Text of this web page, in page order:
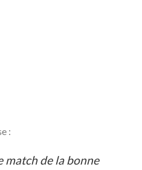
:
match de la bonne